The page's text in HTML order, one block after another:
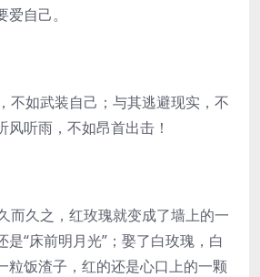
自己。
不如武装自己；与其逃避现实，不
听雨，不如昂首出击！
而久之，红玫瑰就变成了墙上的一
是“床前明月光”；娶了白玫瑰，白
粒饭渣子，红的还是心口上的一颗